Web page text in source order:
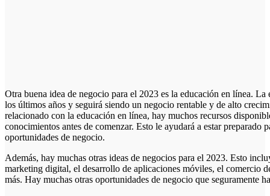
Otra buena idea de negocio para el 2023 es la educación en línea.
los últimos años y seguirá siendo un negocio rentable y de alto
relacionado con la educación en línea, hay muchos recursos
conocimientos antes de comenzar. Esto le ayudará a estar preparado
oportunidades de negocio.
Además, hay muchas otras ideas de negocios para el 2023. Esto
marketing digital, el desarrollo de aplicaciones móviles, el comercio
más. Hay muchas otras oportunidades de negocio que seguramente